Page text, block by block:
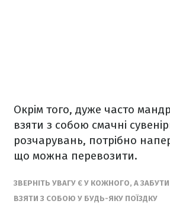
Окрім того, дуже часто
взяти з собою смачні
розчарувань, потрібно
що можна перевозити.
ЗВЕРНІТЬ УВАГУ Є У КОЖНОГО, А
ВЗЯТИ З СОБОЮ У БУДЬ-ЯКУ ПОЇЗДКУ